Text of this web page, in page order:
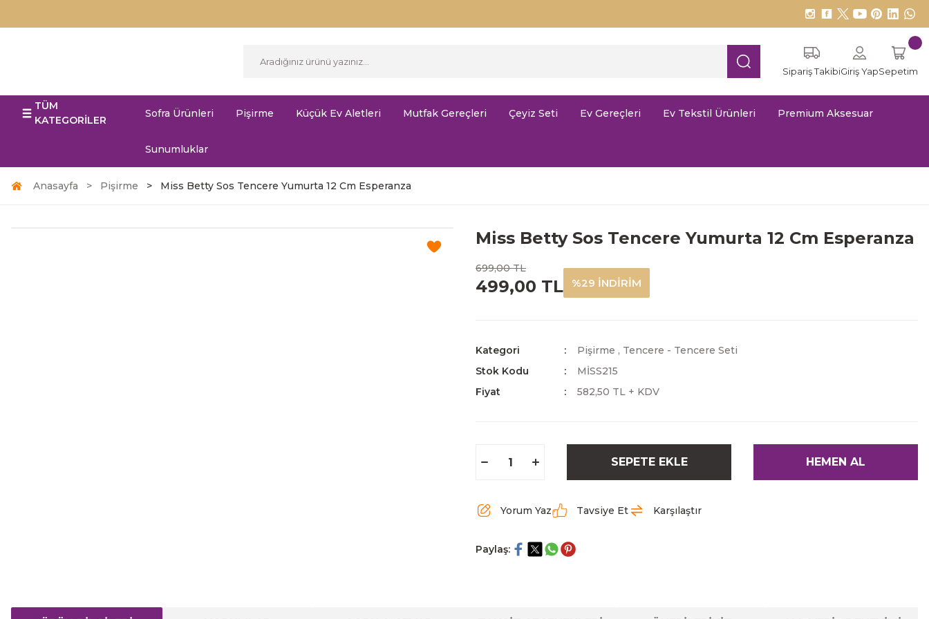
Sipariş TakibiGiriş YapSepetim
TÜM
KATEGORİLER
Sofra Ürünleri Pişirme Küçük Ev Aletleri Mutfak Gereçleri Çeyiz Seti Ev Gereçleri Ev Tekstil Ürünleri Premium Aksesuar
Sunumluklar
Anasayfa Pişirme Miss Betty Sos Tencere Yumurta 12 Cm Esperanza
Miss Betty Sos Tencere Yumurta 12 Cm Esperanza
699,00 TL
499,00 TL %29 İNDİRİM
Kategori Pişirme , Tencere - Tencere Seti
Stok Kodu
MİSS215
Fiyat
582,50 TL + KDV
SEPETE EKLE HEMEN AL
Yorum Yaz Tavsiye Et Karşılaştır
Paylaş: